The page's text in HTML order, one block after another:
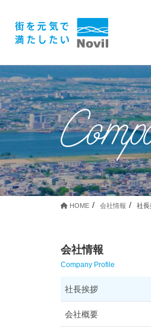
HOME 会社情報 社長
会社情報
Company Profile
社長挨拶
会社概要